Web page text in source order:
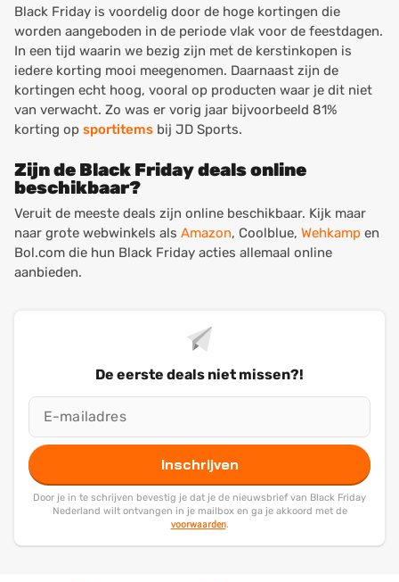
Black Friday is voordelig door de hoge kortingen die
worden aangeboden in de periode vlak voor de feestdagen.
In een tijd waarin we bezig zijn met de kerstinkopen is
iedere korting mooi meegenomen. Daarnaast zijn de
kortingen echt hoog, vooral op producten waar je dit niet
van verwacht. Zo was er vorig jaar bijvoorbeeld 81%
korting op sportitems bij JD Sports.
Zijn de Black Friday deals online
beschikbaar?
Veruit de meeste deals zijn online beschikbaar. Kijk maar
naar grote webwinkels als Amazon, Coolblue, Wehkamp en
Bol.com die hun Black Friday acties allemaal online
aanbieden.
De eerste deals niet missen?!
Inschrijven
Door je in te schrijven bevestig je dat je de nieuwsbrief van Black Friday
Nederland wilt ontvangen in je mailbox en ga je akkoord met de
voorwaarden.